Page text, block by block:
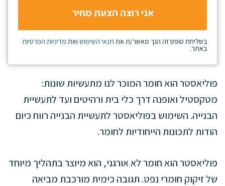
בשליחת טופס זה הנך מאשר/ת את תנאי השימוש ואת מדיניות הפרטיות
באתר.
פוליאסטר הוא חומר המוכר לנו מתעשיות שונות:
מטקסטיל ואופנה דרך כלי בית ורהיטים ועד לתעשיית
הבנייה. השימוש בפוליאסטר לתעשיית הבנייה רווח כיום
הודות לתכונות הייחודיות לחומר.
פוליאסטר הוא חומר לא אורגני, הוא מיוצר בתהליך מיוחד
של זיקוק חומרי נפט. תגובה כימית מורכבת מביאה